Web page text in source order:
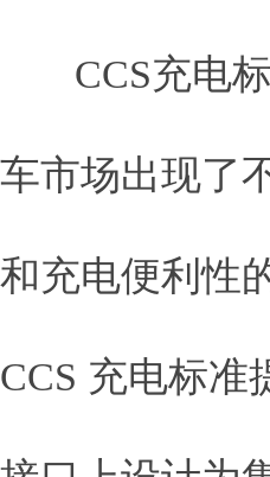
CCS充电标
车市场出现了
和充电便利性
CCS 充电标